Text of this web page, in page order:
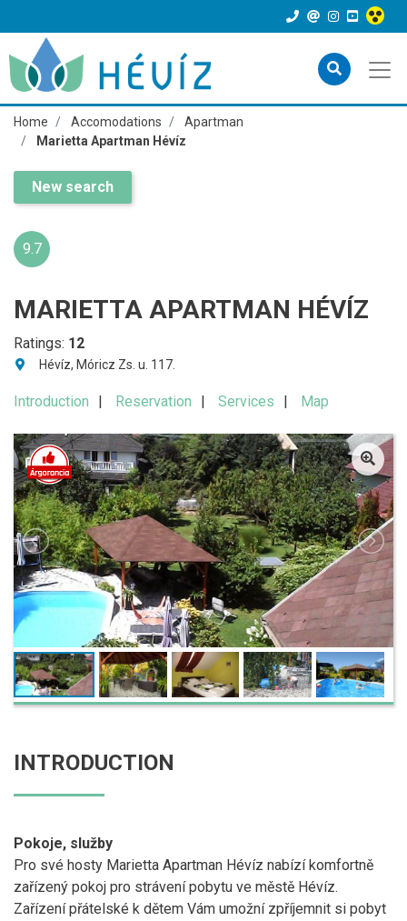
Home Accomodations
Apartman
Marietta Apartman Hévíz
New search
9.7
MARIETTA APARTMAN HÉVÍZ
Ratings: 12
Hévíz, Móricz Zs. u. 117.
Introduction Reservation Services Map
INTRODUCTION
Pokoje, služby
Pro své hosty Marietta Apartman Hévíz nabízí komfortně
zařízený pokoj pro strávení pobytu ve městě Hévíz.
Zařízení přátelské k dětem Vám umožní zpříjemnit si pobyt